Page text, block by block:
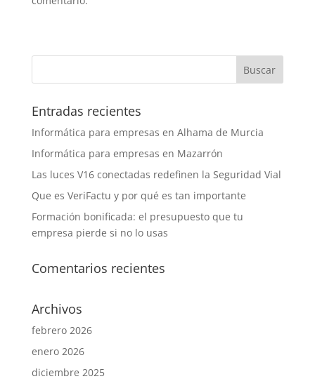
Entradas recientes
Informática para empresas en Alhama de Murcia
Informática para empresas en Mazarrón
Las luces V16 conectadas redefinen la Seguridad Vial
Que es VeriFactu y por qué es tan importante
Formación bonificada: el presupuesto que tu
empresa pierde si no lo usas
Comentarios recientes
Archivos
febrero 2026
enero 2026
diciembre 2025